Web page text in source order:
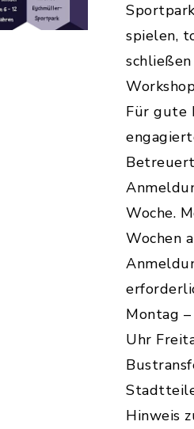
spielen,
Für gute
Woche.
Wochen
Montag
Uhr
Hinweis